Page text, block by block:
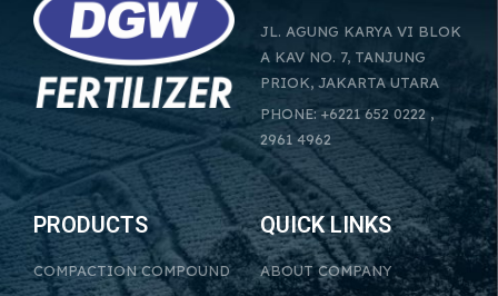
JL. AGUNG KARYA VI BLOK
A KAV NO. 7, TANJUNG
PRIOK, JAKARTA UTARA
PHONE: +6221 652 0222 ,
2961 4962
PRODUCTS
COMPACTION COMPOUND
QUICK LINKS
ABOUT COMPANY